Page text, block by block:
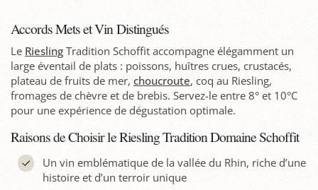
Accords Mets et Vin Distingués
Le Riesling Tradition Schoffit accompagne élégamment un
large éventail de plats : poissons, huîtres crues, crustacés,
plateau de fruits de mer, choucroute, coq au Riesling,
fromages de chèvre et de brebis. Servez-le entre 8° et 10°C
pour une expérience de dégustation optimale.
Raisons de Choisir le Riesling Tradition Domaine Schoffit
Un vin emblématique de la vallée du Rhin, riche d’une
histoire et d’un terroir unique